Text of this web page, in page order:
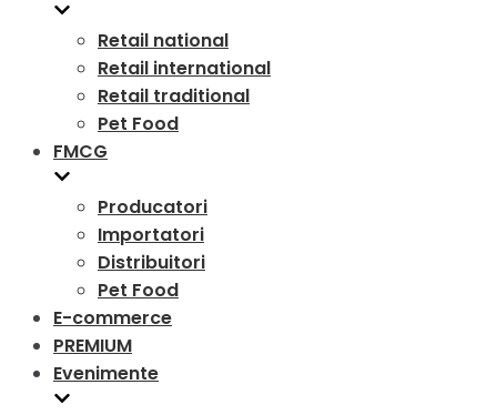
Retail national
Retail international
Retail traditional
Pet Food
FMCG
Producatori
Importatori
Distribuitori
Pet Food
E-commerce
PREMIUM
Evenimente